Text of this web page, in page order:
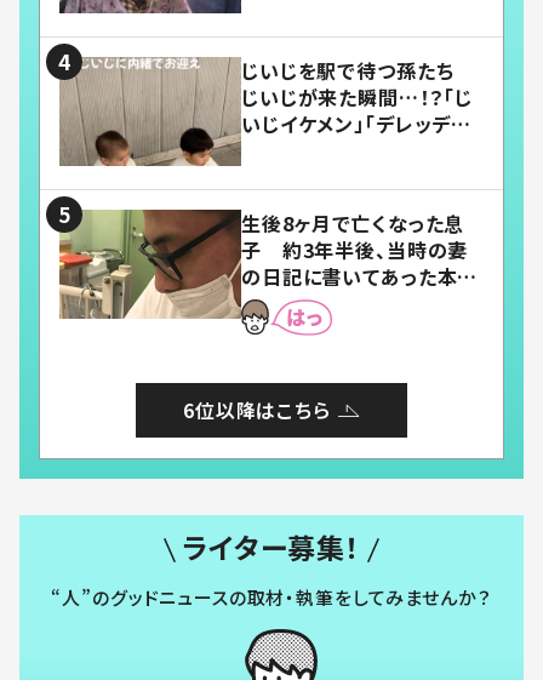
じいじを駅で待つ孫たち
じいじが来た瞬間…！？「じ
いじイケメン」「デレッデレ」
生後8ヶ月で亡くなった息
子 約3年半後、当時の妻
の日記に書いてあった本音
とは
6位以降はこちら
ライター募集！
“人”のグッドニュースの取材・執筆をしてみませんか？